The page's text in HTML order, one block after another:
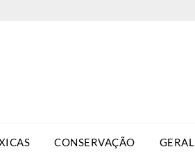
CONSERVAÇÃO GERAL